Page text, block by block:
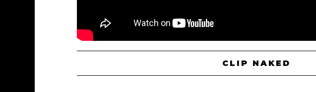
CLIP NAKED